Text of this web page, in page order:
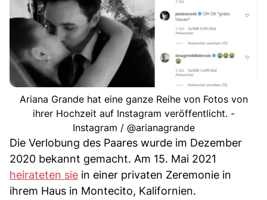
Ariana Grande hat eine ganze Reihe von Fotos von
ihrer Hochzeit auf Instagram veröffentlicht. -
Instagram / @arianagrande
Die Verlobung des Paares wurde im Dezember
2020 bekannt gemacht. Am 15. Mai 2021
heirateten sie in einer privaten Zeremonie in
ihrem Haus in Montecito, Kalifornien.